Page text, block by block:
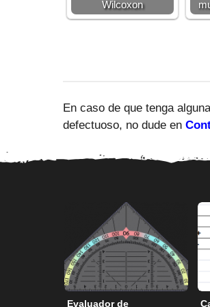
Wilcoxon
En caso de que tenga
defectuoso, no dude en
Evaluador de